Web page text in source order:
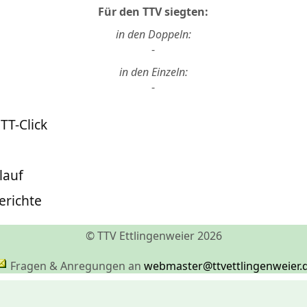
Für den TTV siegten:
in den Doppeln:
-
in den Einzeln:
-
Click
© TTV Ettlingenweier 2026
Fragen & Anregungen an